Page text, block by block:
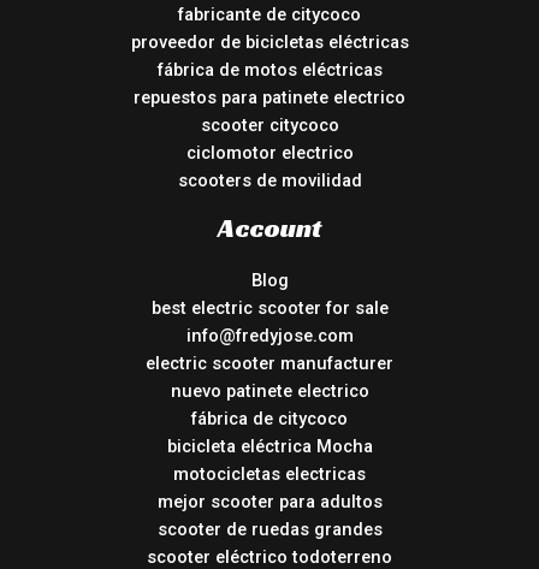
fabricante de citycoco
proveedor de bicicletas eléctricas
fábrica de motos eléctricas
repuestos para patinete electrico
scooter citycoco
ciclomotor electrico
scooters de movilidad
Account
Blog
best electric scooter for sale
info@fredyjose.com
electric scooter manufacturer
nuevo patinete electrico
fábrica de citycoco
bicicleta eléctrica Mocha
motocicletas electricas
mejor scooter para adultos
scooter de ruedas grandes
scooter eléctrico todoterreno